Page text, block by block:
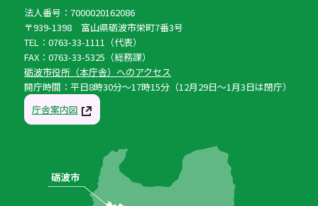
法人番号：7000020162086
〒939-1398 富山県砺波市栄町7番3号
TEL：0763-33-1111（代表）
FAX：0763-33-5325（総務課）
砺波市役所（本庁舎）へのアクセス
開庁時間：平日8時30分〜17時15分（12月29日〜1月3日は閉庁）
庁舎案内図